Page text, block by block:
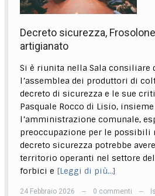
Decreto sicurezza,
artigianato
Si è riunita nella Sala consiliare
l’assemblea dei produttori di
decreto di sicurezza e le sue
Pasquale Rocco di Lisio,
l’amministrazione comunale,
preoccupazione per le possibili
decreto sicurezza potrebbe
territorio operanti nel settore
forbici e [Leggi di più…]
24 Febbraio 2026 — 0 commenti —